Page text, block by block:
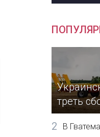
треть
2 В